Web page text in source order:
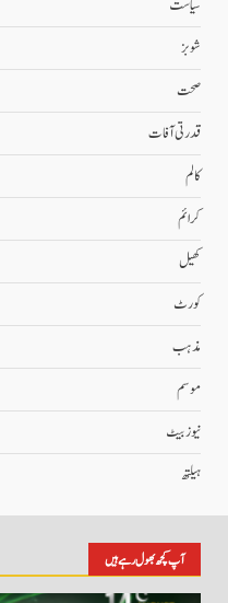
سیاست
شوبز
صحت
قدرتی آفات
کالم
کرائم
کھیل
کورٹ
مذہب
موسم
نیوز بیٹ
ہیلتھ
آپ کچھ بھول رہے ہیں